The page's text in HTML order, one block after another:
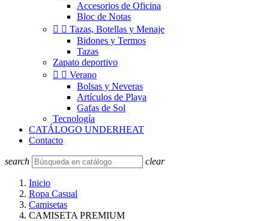
Accesorios de Oficina
Bloc de Notas
  Tazas, Botellas y Menaje
Bidones y Termos
Tazas
Zapato deportivo
  Verano
Bolsas y Neveras
Artículos de Playa
Gafas de Sol
Tecnología
CATÁLOGO UNDERHEAT
Contacto
search clear
Inicio
Ropa Casual
Camisetas
CAMISETA PREMIUM